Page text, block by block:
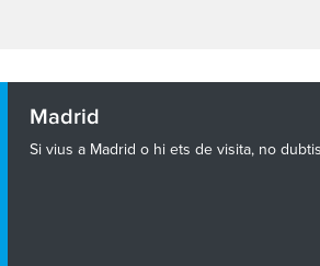
Madrid
Si vius a Madrid o hi ets de visita, no